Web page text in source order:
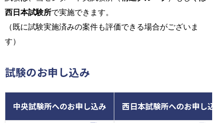
西日本試験所で実施できます。
（既に試験実施済みの案件も評価できる場合がございま
す）
試験のお申し込み
中央試験所へのお申し込み 西日本試験所へのお申し